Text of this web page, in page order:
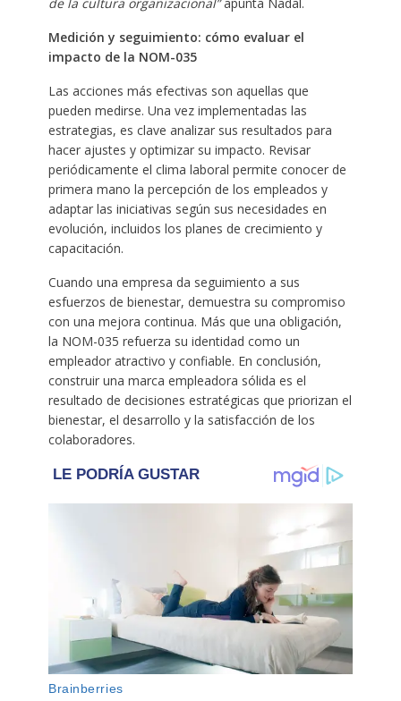
Medición y seguimiento: cómo evaluar el
impacto de la NOM-035
Las acciones más efectivas son aquellas que
pueden medirse. Una vez implementadas las
estrategias, es clave analizar sus resultados para
hacer ajustes y optimizar su impacto. Revisar
periódicamente el clima laboral permite conocer de
primera mano la percepción de los empleados y
adaptar las iniciativas según sus necesidades en
evolución, incluidos los planes de crecimiento y
capacitación.
Cuando una empresa da seguimiento a sus
esfuerzos de bienestar, demuestra su compromiso
con una mejora continua. Más que una obligación,
la NOM-035 refuerza su identidad como un
empleador atractivo y confiable. En conclusión,
construir una marca empleadora sólida es el
resultado de decisiones estratégicas que priorizan el
bienestar, el desarrollo y la satisfacción de los
colaboradores.